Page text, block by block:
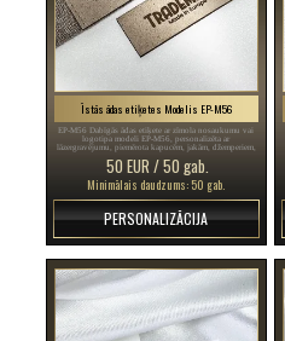
Īstās ādas etiķetes Modelis EP-M56
EP-M56 Dabīgās ādas etiķete ar zīmola nosaukumu vai
logotipa modeli EP-M56, personalizēta ar
lāzergravējumu, piemērota kapucēm, jakām, džemperiem,
50 EUR / 50 gab.
Minimālais daudzums: 50 gab.
PERSONALIZĀCIJA